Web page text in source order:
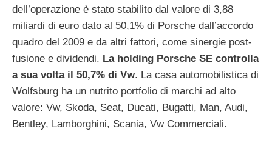
dell’operazione è stato stabilito dal valore di 3,88
miliardi di euro dato al 50,1% di Porsche dall’accordo
quadro del 2009 e da altri fattori, come sinergie post-
fusione e dividendi. La holding Porsche SE controlla
a sua volta il 50,7% di Vw. La casa automobilistica di
Wolfsburg ha un nutrito portfolio di marchi ad alto
valore: Vw, Skoda, Seat, Ducati, Bugatti, Man, Audi,
Bentley, Lamborghini, Scania, Vw Commerciali.